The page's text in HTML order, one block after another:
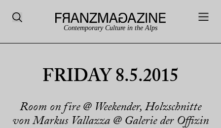
Contemporary Culture in the Alps
FRIDAY 8.5.2015
Room on fire @ Weekender, Holzschnitte
von Markus Vallazza @ Galerie der Offizin